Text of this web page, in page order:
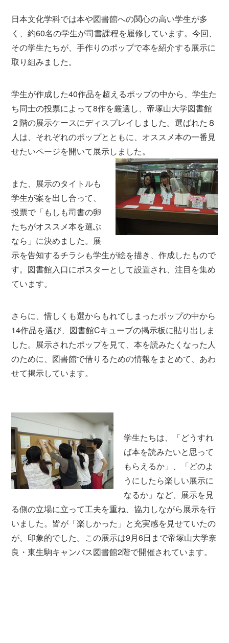
日本文化学科では本や図書館への関心の高い学生が多
く、約60名の学生が司書課程を履修しています。今回、
その学生たちが、手作りのポップで本を紹介する展示に
取り組みました。
学生が作成した40作品を超えるポップの中から、学生た
ち同士の投票によって8作を厳選し、帝塚山大学図書館
２階の展示ケースにディスプレイしました。選ばれた８
人は、それぞれのポップとともに、オススメ本の一番見
せたいページを開いて展示しました。
また、展示のタイトルも
学生が案を出し合って、
投票で「もしも司書の卵
たちがオススメ本を選ぶ
なら」に決めました。展
示を告知するチラシも学生が絵を描き、作成したもので
す。図書館入口にポスターとして設置され、注目を集め
ています。
さらに、惜しくも選からもれてしまったポップの中から
14作品を選び、図書館Cキューブの掲示板に貼り出しま
した。展示されたポップを見て、本を読みたくなった人
のために、図書館で借りるための情報をまとめて、あわ
せて掲示しています。
学生たちは、「どうすれ
ば本を読みたいと思って
もらえるか」、「どのよ
うにしたら楽しい展示に
なるか」など、展示を見
る側の立場に立って工夫を重ね、協力しながら展示を行
いました。皆が「楽しかった」と充実感を見せていたの
が、印象的でした。この展示は9月6日まで帝塚山大学奈
良・東生駒キャンパス図書館2階で開催されています。